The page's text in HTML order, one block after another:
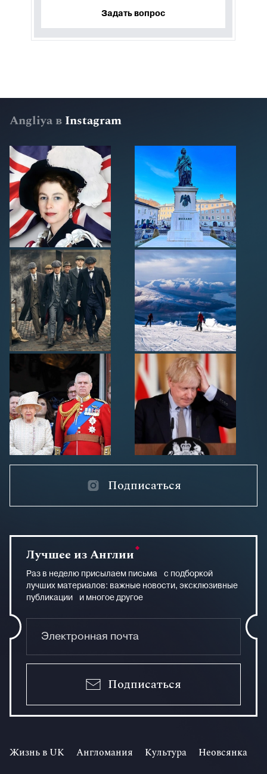
Задать вопрос
Angliya в Instagram
Подписаться
Лучшее из Англии
Раз в неделю присылаем письма с подборкой
лучших материалов: важные новости, эксклюзивные
публикации и многое другое
Подписаться
Жизнь в UK Англомания Культура Неовсянка